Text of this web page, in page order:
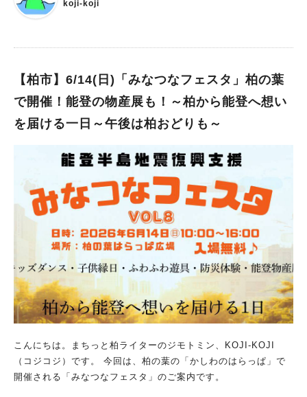
気に入りとの出会いがあるかもしれません キッチンカーやフー
で自然とつながる特別なヨガ体験 心も身体もリフレッシュでき
環境をテーマにしたワークショップを開催 子どもから大人まで
楽しく学べます 【豪華ゲストトーク】 いきもの写真家・平井
『ふるさとの川をめざす さけの旅』（文一総合出版）の著者 命
のつながりや自然のドラマについてのお話が聞けます ▶︎お話会開
催時間 am10:30〜/pm13:30〜 ▶︎タイムスケジュール（予定）
・おはなし:約30分 ・意見交換タイム:約10分 ※質問や感想共有
をします ▶︎場所 アーシングマーケット流山受付横テントブース
▶︎定員 各回、先着12名様（予約優先） ▶︎対象年齢 4歳以上 ※未
就学のお子さまは保護者の同伴が必要となります ▶︎予約方法/事
前申込み制 ※予約申込みはこちらから ※当日参加可、マーケッ
ト受付で参加ご希望の旨をお伝えください ▶︎参加費 大人1,000円
（高校生以下無料） ※高校生以下は無料ですがご予約をお願い
いたします ▶︎持ち物 なし 【Earthing Market®︎創設者】 ヨガス
ち上げの想いや活動について語ってくださいます ▶︎特別ヨガクラ
ス開催時間 10:15〜 ※ヨガは45分予定 ※雨天中止 ▶︎ヨガレベル
オールレベル ▶︎持ち物 ①そのまま参加可能な動きやすい服装 ②
koji-koji
【柏市】6/14(日)「みなつなフェスタ」柏の葉
で開催！能登の物産展も！～柏から能登へ想い
を届ける一日～午後は柏おどりも～
こんにちは。まちっと柏ライターのジモトミン、KOJI-KOJI
（コジコジ）です。 今回は、柏の葉の「かしわのはらっぱ」で
開催される「みなつなフェスタ」のご案内です。